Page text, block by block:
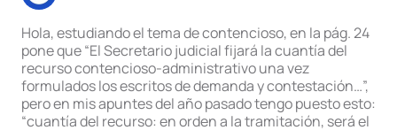
Hola, estudiando el tema de contencioso, en la pág. 24
pone que “El Secretario judicial fijará la cuantía del
recurso contencioso-administrativo una vez
formulados los escritos de demanda y contestación…”,
pero en mis apuntes del año pasado tengo puesto esto:
“cuantía del recurso: en orden a la tramitación, será el